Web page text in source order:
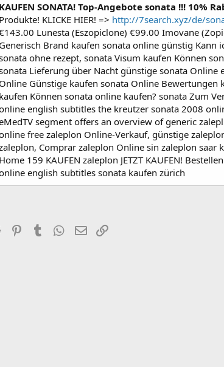
KAUFEN SONATA! Top-Angebote sonata !!! 10%
Produkte! KLICKE HIER! => http://7search.xyz/de/
Lunesta (Eszopiclone) €99.00 Imovane
Generisch Brand kaufen sonata online günstig Kann
ohne rezept, sonata Visum kaufen Können
Lieferung über Nacht günstige sonata
Online Günstige kaufen sonata Online Bewertungen
kaufen Können sonata online kaufen? sonata Zum
english subtitles the kreutzer sonata 2008
segment offers an overview of generic
free zaleplon Online-Verkauf, günstige
Comprar zaleplon Online sin zaleplon saar
Home 159 KAUFEN zaleplon JETZT KAUFEN!
english subtitles sonata kaufen zürich
Reddit PinterestTumblrWhatsApp
Email